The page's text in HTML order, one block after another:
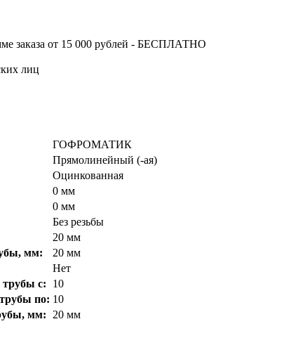
при сумме заказа от 15 000 рублей - БЕСПЛАТНО
лиц
ГОФРОМАТИК
Прямолинейный (-ая)
Оцинкованная
0 мм
0 мм
Без резьбы
20 мм
мм:
20 мм
Нет
трубы с:
10
по: 10
мм:
20 мм